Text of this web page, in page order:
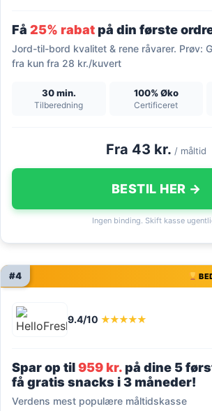
Få 25% rabatpå din første
Jord-til-bord kvalitet & rene råvarer. Prøv:
fra kun fra 28 kr./kuvert
30 min.
Tilberedning
100% Øko
Certificeret
Fra 43 kr. / måltid
BESTIL HER →
Ingen binding. Skift kasse
#4
9.4/10 ★★★★★
Spar op til959 kr.på dine 5
få gratis snacks i 3 måneder!
Verdens mest populære måltidskasse